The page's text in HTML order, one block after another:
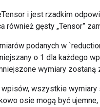
i jest rzadkim
również gęsty „Tensor”
podanych w
o 1 dla każdego
wymiary zostaną
wszystkie
osie mogą być